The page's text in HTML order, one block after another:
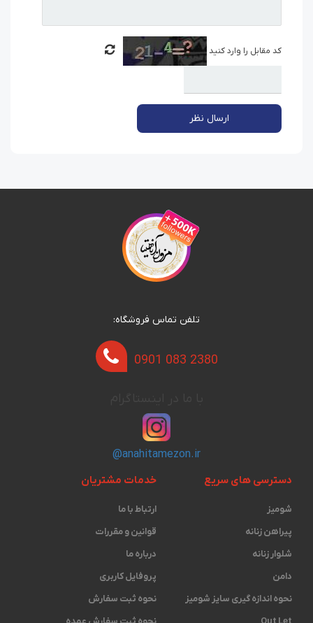
کد مقابل را وارد کنید
ارسال نظر
تلفن تماس فروشگاه:
0901 083 2380
@anahitamezon.ir
دسترسی های سریع
شومیز
پیراهن زنانه
شلوار زنانه
دامن
نحوه اندازه گیری ‫سایز شومیز
خدمات مشتریان
ارتباط با ما
قوانین و مقررات
درباره ما
پروفایل کاربری
نحوه ثبت سفارش